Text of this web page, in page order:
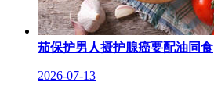
茄保护男人摄护腺癌要配油同食
2026-07-13